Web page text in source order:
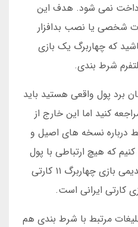
نمی شود. هدف این
شخصی یا نصب بدافزار
که چهاربرگ یک بازی
شرط بندی.
برد پول واقعی هستید باید
کنید اما این خارج از
درباره نسخه های اصیل و
که هیچ ارتباطی با پول
واقعی ندارند. دانلود نسخه قدیمی بازی چهاربرگ ۱۱ کارتی
کارتی ایرانی است.
مرتبط با شرط بندی هم